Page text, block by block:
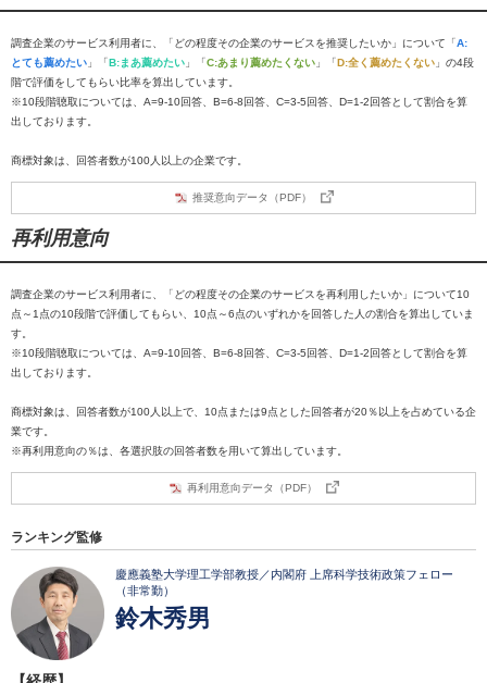
調査企業のサービス利用者に、「どの程度その企業のサービスを推奨したいか」について「A:
とても薦めたい 」「B:まあ薦めたい 」「C:あまり薦めたくない 」「D:全く薦めたくない 」の4段
階で評価をしてもらい比率を算出しています。
※10段階聴取については、A=9-10回答、B=6-8回答、C=3-5回答、D=1-2回答として割合を算
出しております。
商標対象は、回答者数が100人以上の企業です。
推奨意向データ（PDF）
再利用意向
調査企業のサービス利用者に、「どの程度その企業のサービスを再利用したいか」について10
点～1点の10段階で評価してもらい、10点～6点のいずれかを回答した人の割合を算出していま
す。
※10段階聴取については、A=9-10回答、B=6-8回答、C=3-5回答、D=1-2回答として割合を算
出しております。
商標対象は、回答者数が100人以上で、10点または9点とした回答者が20％以上を占めている企
業です。
※再利用意向の％は、各選択肢の回答者数を用いて算出しています。
再利用意向データ（PDF）
ランキング監修
慶應義塾大学理工学部教授／内閣府 上席科学技術政策フェロー
（非常勤）
鈴木秀男